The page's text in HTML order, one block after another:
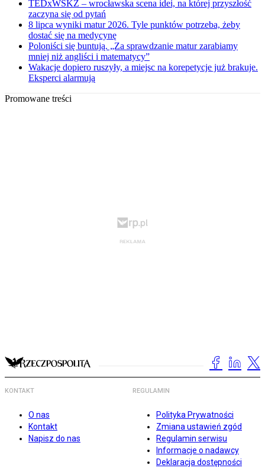
TEDxWSKZ – wrocławska scena idei, na której przyszłość
zaczyna się od pytań
8 lipca wyniki matur 2026. Tyle punktów potrzeba, żeby
dostać się na medycynę
Poloniści się buntują. „Za sprawdzanie matur zarabiamy
mniej niż angliści i matematycy”
Wakacje dopiero ruszyły, a miejsc na korepetycje już brakuje.
Eksperci alarmują
Promowane treści
KONTAKT
O nas
Kontakt
Napisz do nas
REGULAMIN
Polityka Prywatności
Zmiana ustawień zgód
Regulamin serwisu
Informacje o nadawcy
Deklaracja dostępności